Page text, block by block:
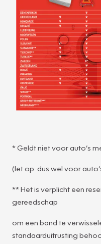
* Geldt niet voor auto’s
(let op: dus wel voor
** Het is verplicht een
gereedschap
om een band te
standaarduitrusting